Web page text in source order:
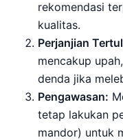
rekomendasi
kualitas.
Perjanjian
mencakup
denda jika
Pengawasan:
tetap lakukan
mandor) untuk